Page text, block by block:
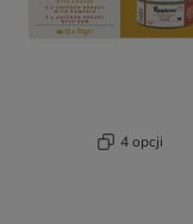
4 opcji